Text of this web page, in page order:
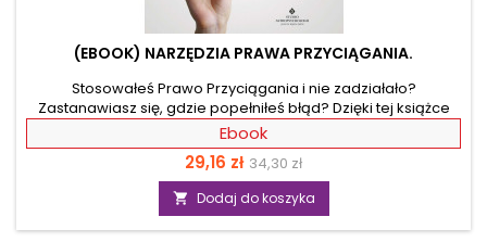
(EBOOK) NARZĘDZIA PRAWA PRZYCIĄGANIA.
Stosowałeś Prawo Przyciągania i nie zadziałało?
Zastanawiasz się, gdzie popełniłeś błąd? Dzięki tej książce
zrozumiesz jego zasady. Systematycznie realizowany 9-
punktowy plan pozwoli Ci uruchomić pozytywne myślenie i
skutecznie wprowadzić je w życie. A sprawdzone techniki
rozwoju duchowego proponowane przez Autorkę rozwiną
Twoją intuicję i nauczą kreować rzeczywistość, wykorzystując
pozytywną energię. Pozbądź się stresu z Access Bars i oczyść
Ebook
Cena
29,16 zł Cena
podstawowa
34,30 zł
 Dodaj do koszyka